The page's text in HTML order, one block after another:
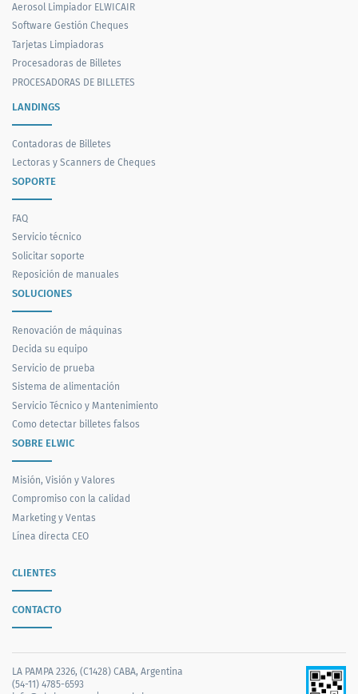
Aerosol Limpiador ELWICAIR
Software Gestión Cheques
Tarjetas Limpiadoras
Procesadoras de Billetes
PROCESADORAS DE BILLETES
LANDINGS
Contadoras de Billetes
Lectoras y Scanners de Cheques
SOPORTE
FAQ
Servicio técnico
Solicitar soporte
Reposición de manuales
SOLUCIONES
Renovación de máquinas
Decida su equipo
Servicio de prueba
Sistema de alimentación
Servicio Técnico y Mantenimiento
Como detectar billetes falsos
SOBRE ELWIC
Misión, Visión y Valores
Compromiso con la calidad
Marketing y Ventas
Línea directa CEO
CLIENTES
CONTACTO
LA PAMPA 2326, (C1428) CABA, Argentina
(54-11) 4785-6593